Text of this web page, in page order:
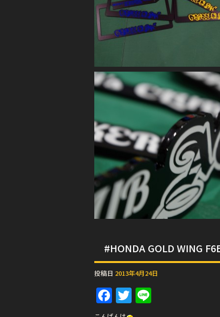
#HONDA GOLD WING
投稿日 2013年4月24日
F
a
T
w